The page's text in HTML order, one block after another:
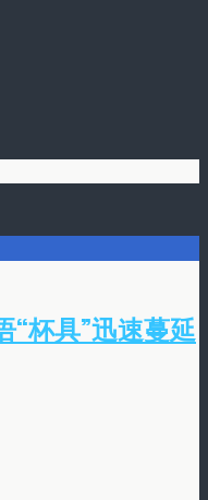
“杯具”迅速蔓延